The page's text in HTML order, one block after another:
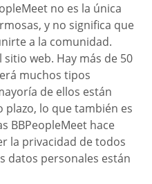
no es la única
y no significa que
a la comunidad.
web. Hay más de 50
muchos tipos
de ellos están
plazo, lo que también es
BBPeopleMeet hace
la privacidad de todos
datos personales están